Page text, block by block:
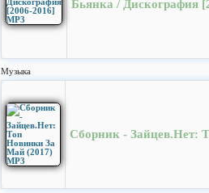
Бьянка / Дискография
Музыка
Сборник - Зайцев.Нет: